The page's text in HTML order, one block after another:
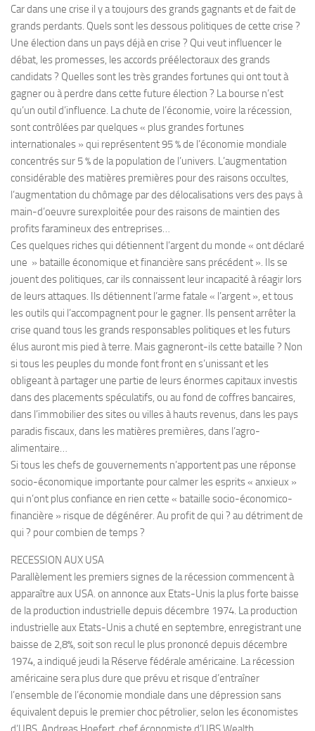
Car dans une crise il y a toujours des grands gagnants et de fait de
grands perdants. Quels sont les dessous politiques de cette crise ?
Une élection dans un pays déjà en crise ? Qui veut influencer le
débat, les promesses, les accords préélectoraux des grands
candidats ? Quelles sont les très grandes fortunes qui ont tout à
gagner ou à perdre dans cette future élection ? La bourse n’est
qu’un outil d’influence. La chute de l’économie, voire la récession,
sont contrôlées par quelques « plus grandes fortunes
internationales » qui représentent 95 % de l’économie mondiale
concentrés sur 5 % de la population de l’univers. L’augmentation
considérable des matières premières pour des raisons occultes,
l’augmentation du chômage par des délocalisations vers des pays à
main-d’oeuvre surexploitée pour des raisons de maintien des
profits faramineux des entreprises…
Ces quelques riches qui détiennent l’argent du monde « ont déclaré
une » bataille économique et financière sans précédent ». Ils se
jouent des politiques, car ils connaissent leur incapacité à réagir lors
de leurs attaques. Ils détiennent l’arme fatale « l’argent », et tous
les outils qui l’accompagnent pour le gagner. Ils pensent arrêter la
crise quand tous les grands responsables politiques et les futurs
élus auront mis pied à terre. Mais gagneront-ils cette bataille ? Non
si tous les peuples du monde font front en s’unissant et les
obligeant à partager une partie de leurs énormes capitaux investis
dans des placements spéculatifs, ou au fond de coffres bancaires,
dans l’immobilier des sites ou villes à hauts revenus, dans les pays
paradis fiscaux, dans les matières premières, dans l’agro-
alimentaire…
Si tous les chefs de gouvernements n’apportent pas une réponse
socio-économique importante pour calmer les esprits « anxieux »
qui n’ont plus confiance en rien cette « bataille socio-économico-
financière » risque de dégénérer. Au profit de qui ? au détriment de
qui ? pour combien de temps ?
RECESSION AUX USA
Parallèlement les premiers signes de la récession commencent à
apparaître aux USA. on annonce aux Etats-Unis la plus forte baisse
de la production industrielle depuis décembre 1974. La production
industrielle aux Etats-Unis a chuté en septembre, enregistrant une
baisse de 2,8%, soit son recul le plus prononcé depuis décembre
1974, a indiqué jeudi la Réserve fédérale américaine. La récession
américaine sera plus dure que prévu et risque d’entraîner
l’ensemble de l’économie mondiale dans une dépression sans
équivalent depuis le premier choc pétrolier, selon les économistes